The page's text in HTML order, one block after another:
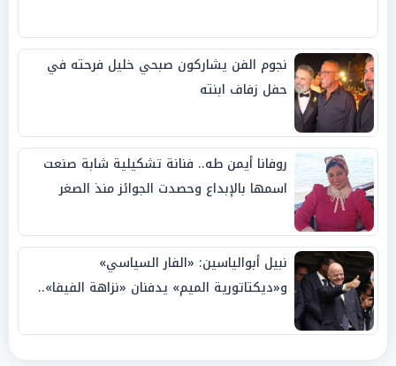
نجوم الفن يشاركون صبحي خليل فرحته في
حفل زفاف ابنته
روفانا أيمن طه.. فنانة تشكيلية شابة صنعت
اسمها بالإبداع وحصدت الجوائز منذ الصغر
نبيل أبوالياسين: «الفار السياسي»
و«ديكتاتورية الميم» يدفنان «نزاهة الفيفا»..